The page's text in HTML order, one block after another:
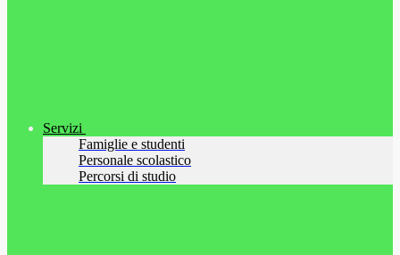
Servizi
Famiglie e studenti
Personale scolastico
Percorsi di studio